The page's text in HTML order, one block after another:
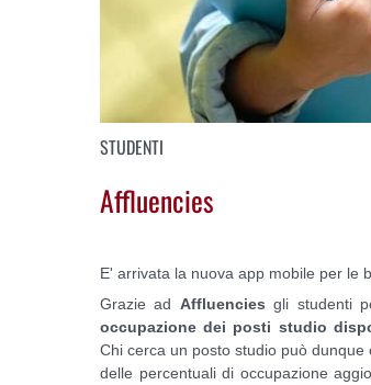
STUDENTI
Affluencies
E' arrivata la nuova app mobile per le
Grazie ad Affluencies gli studenti
occupazione dei posti studio
Chi cerca un posto studio può
delle percentuali di occupazione